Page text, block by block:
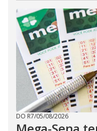
DO R7/05/08/2026